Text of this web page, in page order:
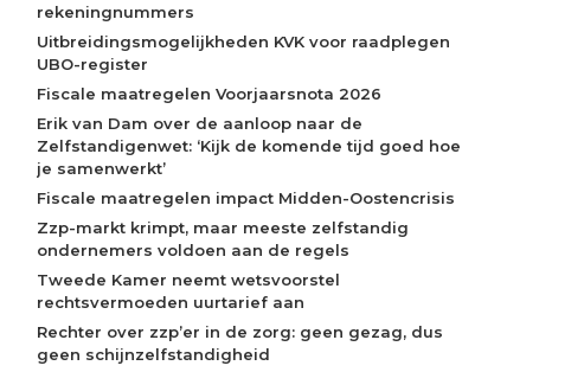
rekeningnummers
Uitbreidingsmogelijkheden KVK voor raadplegen
UBO-register
Fiscale maatregelen Voorjaarsnota 2026
Erik van Dam over de aanloop naar de
Zelfstandigenwet: ‘Kijk de komende tijd goed hoe
je samenwerkt’
Fiscale maatregelen impact Midden-Oostencrisis
Zzp-markt krimpt, maar meeste zelfstandig
ondernemers voldoen aan de regels
Tweede Kamer neemt wetsvoorstel
rechtsvermoeden uurtarief aan
Rechter over zzp’er in de zorg: geen gezag, dus
geen schijnzelfstandigheid